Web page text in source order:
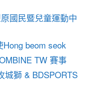
國民暨兒童運動中
beom seok
TW 賽事
城獅 & BDSPORTS